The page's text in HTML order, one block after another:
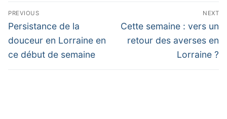
Navigation
de
l’article
PREVIOUS
Previous
post:
Persistance de la
douceur en Lorraine en
ce début de semaine
NEXT
Next
post:
Cette semaine : vers un
retour des averses en
Lorraine ?